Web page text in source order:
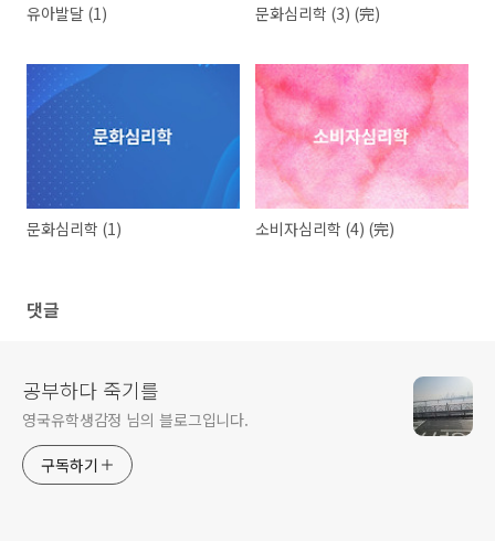
유아발달 (1) 문화심리학 (3) (完)
문화심리학 (1) 소비자심리학 (4) (完)
댓글
공부하다 죽기를
영국유학생감정 님의 블로그입니다.
구독하기